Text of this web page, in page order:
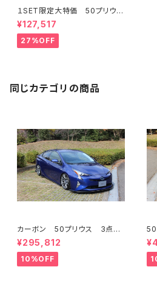
１SET限定大特価 50プリウ
ス 3点KIT フロント/サイド/
リアフラップスポイラー FRP
ミネルバVer.GT 前期
¥127,517
27%OFF
同じカテゴリの商品
カーボン 50プリウス 3点KI
T フロント/サイド/リア フラ
ップスポイラー ミネルバVer.G
T 前期 ハイブリッドカーボン
¥295,812
10%OFF
50
ポ